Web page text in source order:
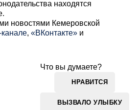
находятся
новостями Кемеровской
, «ВКонтакте» и
Что вы думаете?
НРАВИТСЯ
ВЫЗВАЛО УЛЫБКУ